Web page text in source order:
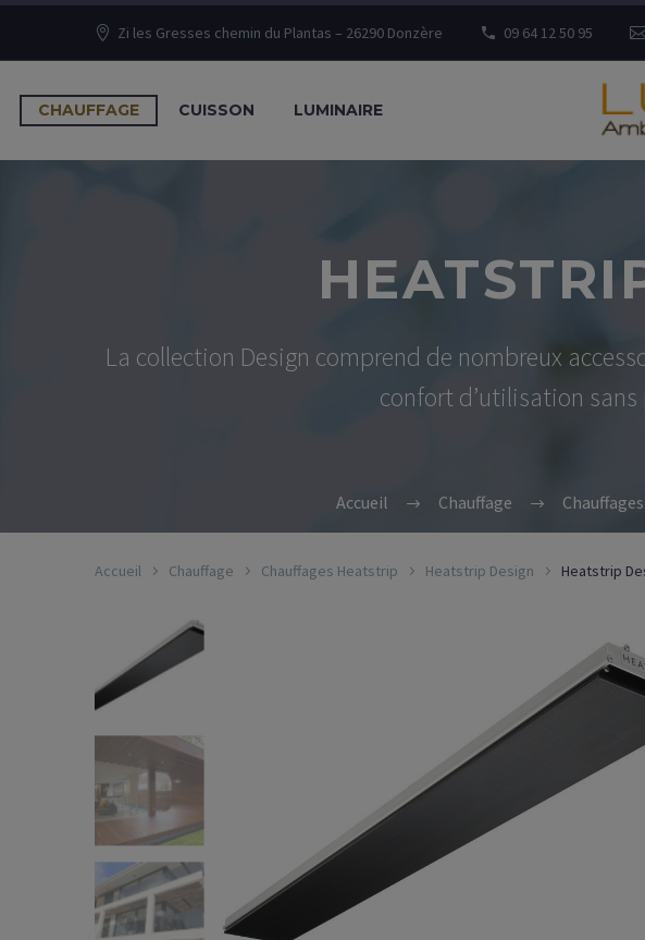
Zi les Gresses chemin du Plantas – 26290 Donzère 09 64 12 50 95
CHAUFFAGE CUISSON LUMINAIRE
La collection Design comprend de nombreux
confort d’utilisation
Accueil Chauffage
Accueil Chauffage Chauffages Heatstrip Heatstrip Design Heatstrip